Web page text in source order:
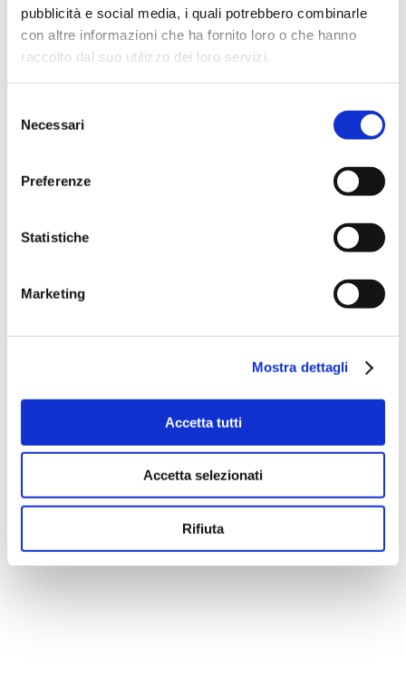
pubblicità e social media, i quali potrebbero combinarle
con altre informazioni che ha fornito loro o che hanno
raccolto dal suo utilizzo dei loro servizi.
delNecessari
Preferenze
Statistiche
Marketing
Mostra dettagli
Accetta tutti
Accetta selezionati
Rifiuta